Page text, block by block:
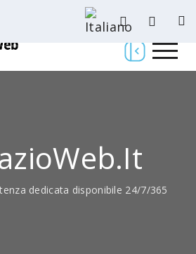
dedicata disponibile 24/7/365